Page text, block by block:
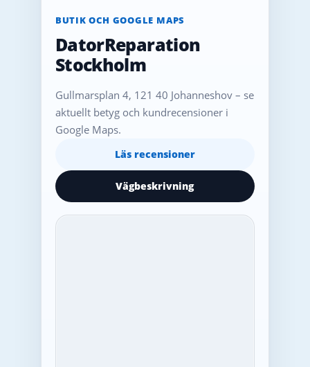
BUTIK OCH GOOGLE MAPS
DatorReparation
Stockholm
Gullmarsplan 4, 121 40 Johanneshov – se
aktuellt betyg och kundrecensioner i
Google Maps.
Läs recensioner
Vägbeskrivning